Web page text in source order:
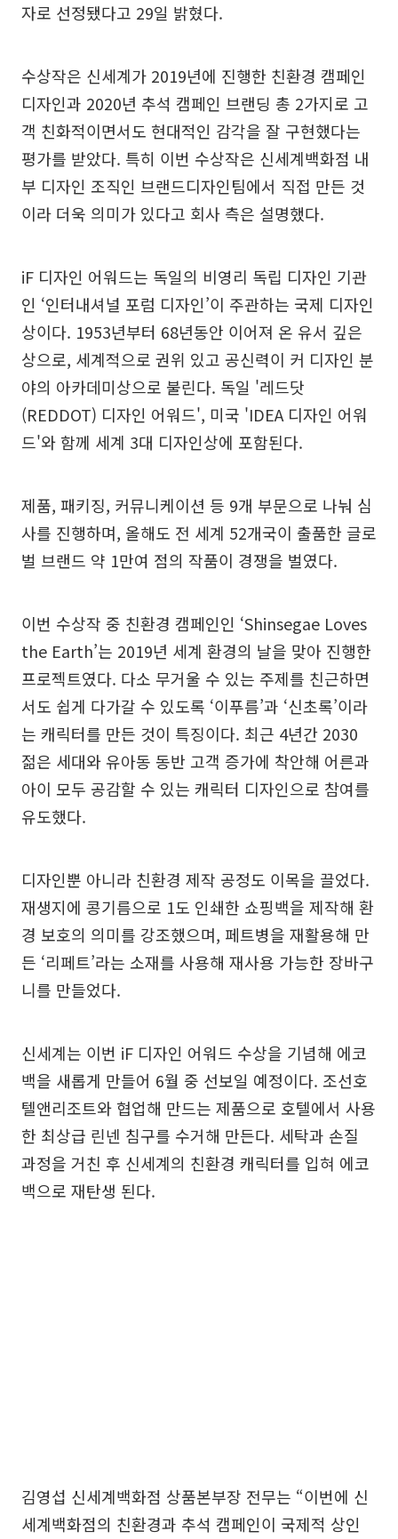
자로 선정됐다고 29일 밝혔다.
수상작은 신세계가 2019년에 진행한 친환경 캠페인
디자인과 2020년 추석 캠페인 브랜딩 총 2가지로 고
객 친화적이면서도 현대적인 감각을 잘 구현했다는
평가를 받았다. 특히 이번 수상작은 신세계백화점 내
부 디자인 조직인 브랜드디자인팀에서 직접 만든 것
이라 더욱 의미가 있다고 회사 측은 설명했다.
iF 디자인 어워드는 독일의 비영리 독립 디자인 기관
인 ‘인터내셔널 포럼 디자인’이 주관하는 국제 디자인
상이다. 1953년부터 68년동안 이어져 온 유서 깊은
상으로, 세계적으로 권위 있고 공신력이 커 디자인 분
야의 아카데미상으로 불린다. 독일 '레드닷
(REDDOT) 디자인 어워드', 미국 'IDEA 디자인 어워
드'와 함께 세계 3대 디자인상에 포함된다.
제품, 패키징, 커뮤니케이션 등 9개 부문으로 나눠 심
사를 진행하며, 올해도 전 세계 52개국이 출품한 글로
벌 브랜드 약 1만여 점의 작품이 경쟁을 벌였다.
이번 수상작 중 친환경 캠페인인 ‘Shinsegae Loves
the Earth’는 2019년 세계 환경의 날을 맞아 진행한
프로젝트였다. 다소 무거울 수 있는 주제를 친근하면
서도 쉽게 다가갈 수 있도록 ‘이푸름’과 ‘신초록’이라
는 캐릭터를 만든 것이 특징이다. 최근 4년간 2030
젊은 세대와 유아동 동반 고객 증가에 착안해 어른과
아이 모두 공감할 수 있는 캐릭터 디자인으로 참여를
유도했다.
디자인뿐 아니라 친환경 제작 공정도 이목을 끌었다.
재생지에 콩기름으로 1도 인쇄한 쇼핑백을 제작해 환
경 보호의 의미를 강조했으며, 페트병을 재활용해 만
든 ‘리페트’라는 소재를 사용해 재사용 가능한 장바구
니를 만들었다.
신세계는 이번 iF 디자인 어워드 수상을 기념해 에코
백을 새롭게 만들어 6월 중 선보일 예정이다. 조선호
텔앤리조트와 협업해 만드는 제품으로 호텔에서 사용
한 최상급 린넨 침구를 수거해 만든다. 세탁과 손질
과정을 거친 후 신세계의 친환경 캐릭터를 입혀 에코
백으로 재탄생 된다.
김영섭 신세계백화점 상품본부장 전무는 “이번에 신
세계백화점의 친환경과 추석 캠페인이 국제적 상인